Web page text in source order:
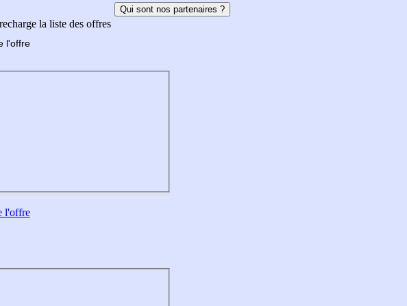
la liste des offres
Qui sont nos partenaires ?
l'offre
l'offre